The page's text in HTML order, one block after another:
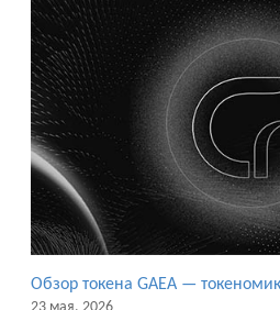
Обзор токена GAEA —